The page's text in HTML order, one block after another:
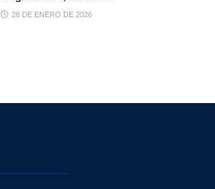
28 DE ENERO DE 2026